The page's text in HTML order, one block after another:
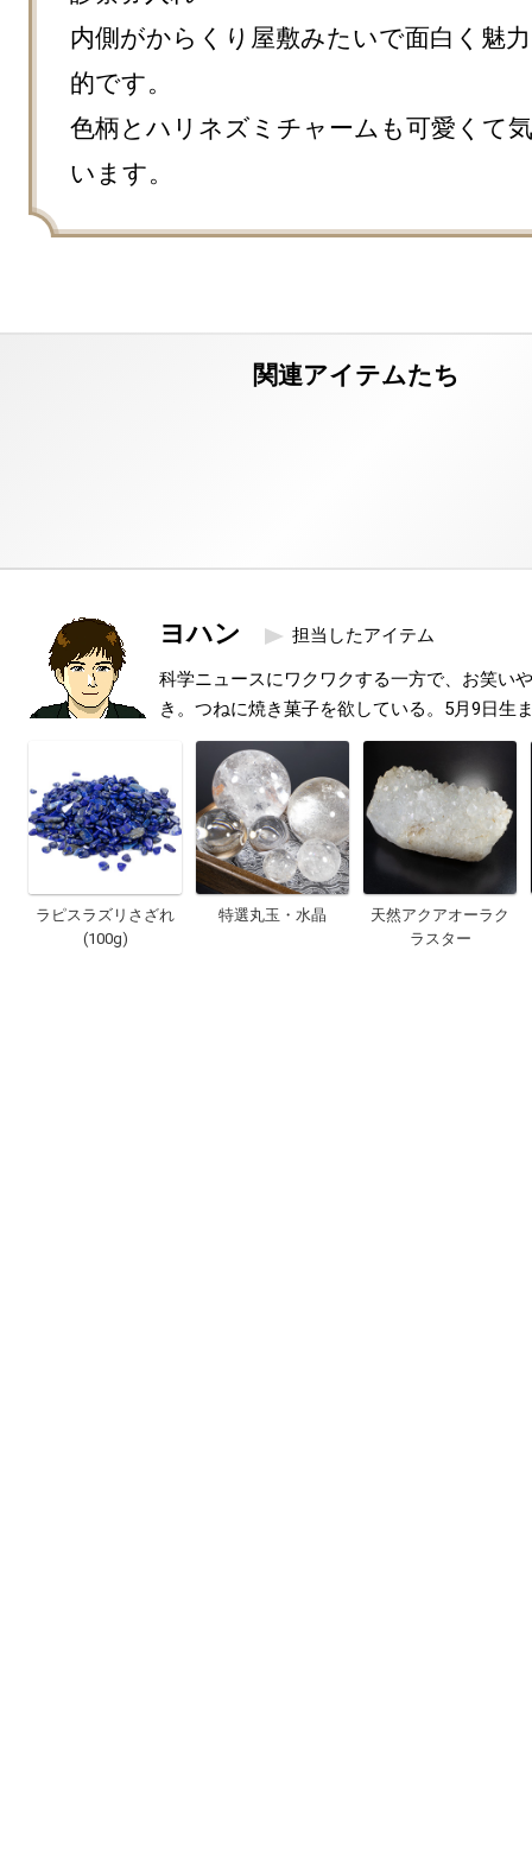
内側がからくり屋敷みたいで面白く魅力
的です。
色柄とハリネズミチャームも可愛くて
います。
ヨハン 担当したアイテム
科学ニュースにワクワクする一方で、お笑い
き。つねに焼き菓子を欲している。5月9日生
ラピスラズリさざれ
(100g)
特選丸玉・水晶
天然アクアオーラク
ラスター